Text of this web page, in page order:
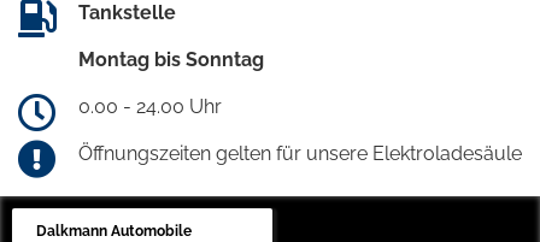
Tankstelle
Montag bis Sonntag
0.00 - 24.00 Uhr
Öffnungszeiten gelten für unsere Elektroladesäule
Dalkmann Automobile